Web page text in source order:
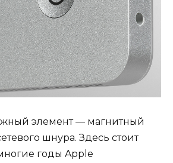
элемент — магнитный
шнура. Здесь стоит
годы Apple